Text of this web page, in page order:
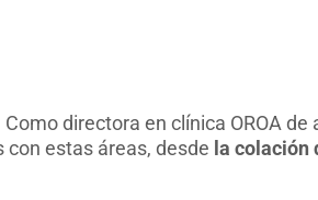
directora en clínica OROA
estas áreas, desde la colación